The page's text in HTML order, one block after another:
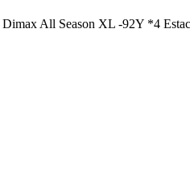
All Season XL -92Y *4